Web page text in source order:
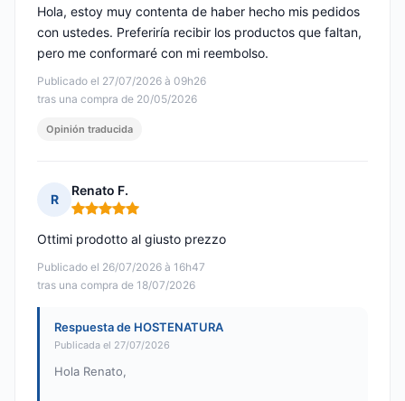
Publicado el 27/07/2026 à 09h26
tras una compra de 20/05/2026
Hola, estoy muy contenta de haber hecho mis pedidos
con ustedes. Preferiría recibir los productos que faltan,
pero me conformaré con mi reembolso.
Opinión traducida
R
Renato F.
Nota: 5 de 5
Publicado el 26/07/2026 à 16h47
tras una compra de 18/07/2026
Ottimi prodotto al giusto prezzo
Respuesta de HOSTENATURA
Publicada el 27/07/2026
Hola Renato,